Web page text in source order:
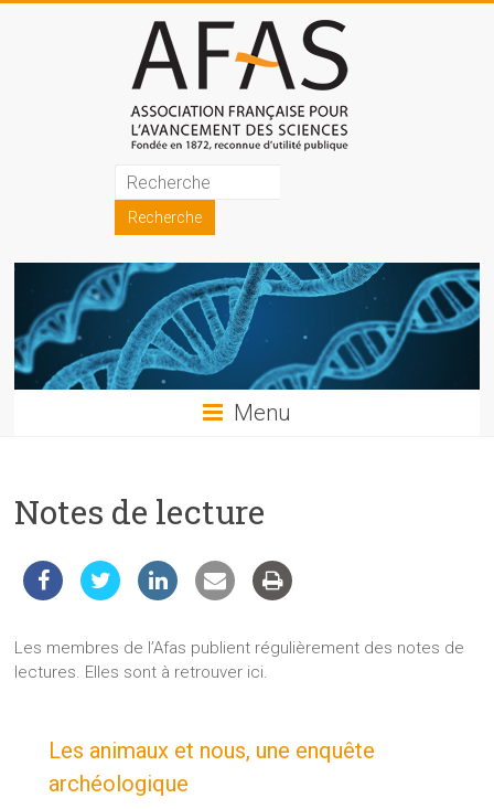
Association
française
pour
l'avancement
des
sciences
les
et
les
auprès
du
Menu
Notes de lecture
Les membres de l’Afas publient régulièrement des notes de
lectures. Elles sont à retrouver ici.
Les animaux et nous, une enquête
archéologique